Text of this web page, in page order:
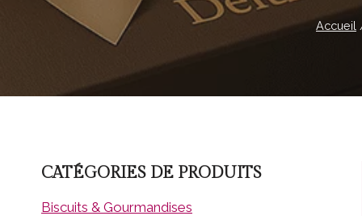
Accueil
CATÉGORIES DE PRODUITS
Biscuits & Gourmandises